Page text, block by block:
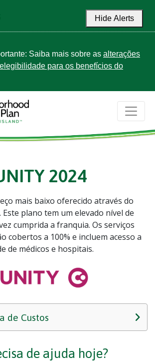
Hide Alerts
Saiba mais sobre as alterações
para os benefícios do
2024
mais baixo oferecido através do
. Este plano tem um elevado nível de
cumprida a franquia. Os serviços
cobertos a 100% e incluem acesso a
de médicos e hospitais.
de Custos
de ajuda hoje?